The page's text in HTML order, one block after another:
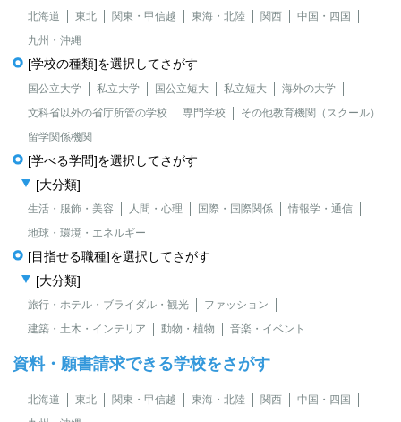
北海道 東北 関東・甲信越 東海・北陸 関西
中国・四国
九州・沖縄
[学校の種類]を選択してさがす
国公立大学 私立大学 国公立短大 私立短大
海外の大学
文科省以外の省庁所管の学校
専門学校
その他教育機関（スクール）
留学関係機関
[学べる学問]を選択してさがす
[大分類]
生活・服飾・美容 人間・心理 国際・国際関係
情報学・通信
地球・環境・エネルギー
[目指せる職種]を選択してさがす
[大分類]
旅行・ホテル・ブライダル・観光
ファッション
建築・土木・インテリア
動物・植物 音楽・イベント
資料・願書請求できる学校をさがす
北海道 東北 関東・甲信越 東海・北陸 関西
中国・四国